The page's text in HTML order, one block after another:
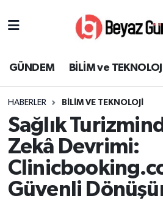
GÜNDEM BİLİM ve TEKNOLOJİ
HABERLER BİLİM VE TEKNOLOJİ
Sağlık
Zekâ Devrimi:
Güvenli
EKONOMİ
SPOR
SAĞLIK
Süper Lig Puan Durumu ve
Tüm Manşetler
Son Dakika Haberleri